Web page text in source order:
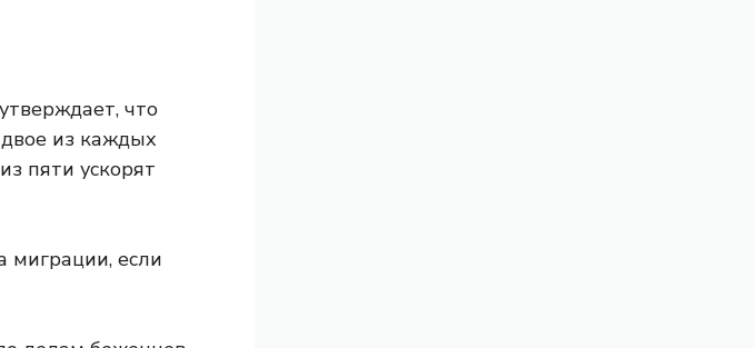
что
из каждых
пяти ускорят
миграции, если